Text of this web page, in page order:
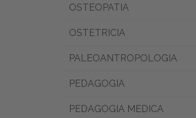
OSTEOPATIA
OSTETRICIA
PALEOANTROPOLOGIA
PEDAGOGIA
PEDAGOGIA MEDICA